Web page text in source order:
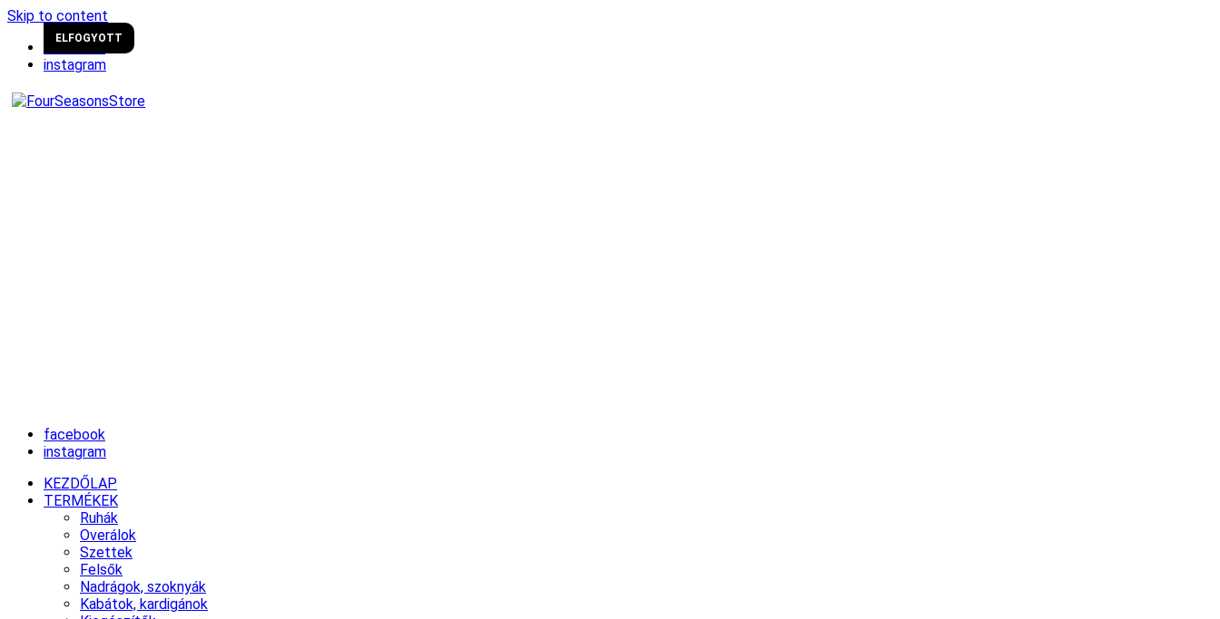
Skip to content
facebook
instagram
facebook
instagram
KEZDŐLAP
TERMÉKEK
Ruhák
Overálok
Szettek
Felsők
Nadrágok, szoknyák
Kabátok, kardigánok
ELFOGYOTT